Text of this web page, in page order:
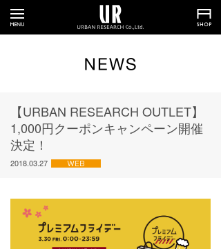
【URBAN RESEARCH OUTLET】
1,000円クーポンキャンペーン開催
決定！
2018.03.27